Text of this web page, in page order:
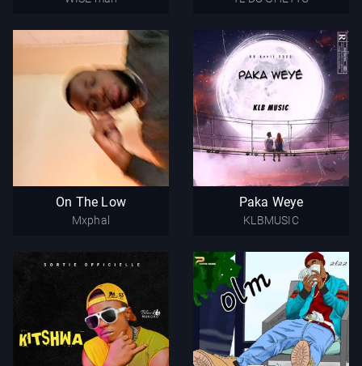
On The Low
Mxphal
On The Low
Mxphal
Paka Weye
KLBMUSIC
Paka Weye
KLBMUSIC